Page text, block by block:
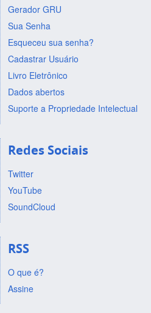
Gerador GRU
Sua Senha
Esqueceu sua senha?
Cadastrar Usuário
Livro Eletrônico
Dados abertos
Suporte a Propriedade Intelectual
Redes Sociais
Twitter
YouTube
SoundCloud
RSS
O que é?
Assine